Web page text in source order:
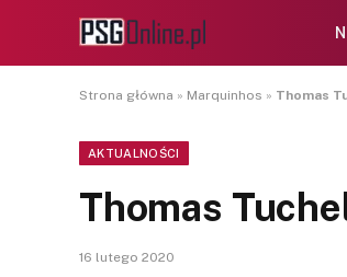
Strona główna » Marquinhos » Thomas
AKTUALNOŚCI
Thomas
16 lutego 2020